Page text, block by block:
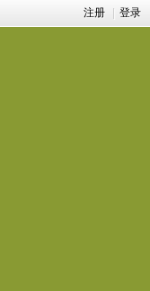
注册 登录